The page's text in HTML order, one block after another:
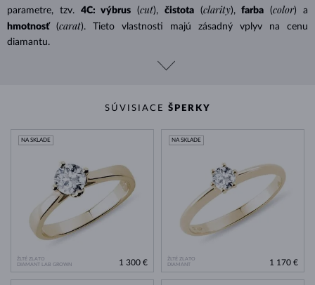
parametre, tzv.
4C: výbrus (cut), čistota (clarity), farba (color) a
hmotnosť
(carat). Tieto vlastnosti majú zásadný vplyv na cenu
diamantu.
SÚVISIACE ŠPERKY
ŽLTÉ ZLATO
DIAMANT LAB GROWN
NA SKLADE
1 300 €
ŽLTÉ ZLATO
DIAMANT
NA SKLADE
1 170 €